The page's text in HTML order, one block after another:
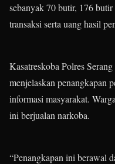
sebanyak 70 butir, 176 butir
transaksi serta uang hasil
Kasatreskoba Polres
menjelaskan penangkapan
informasi masyarakat.
ini berjualan narkoba.
“Penangkapan ini berawal